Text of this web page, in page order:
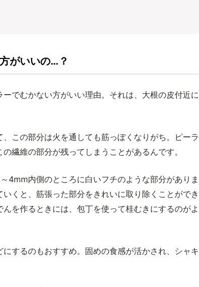
がいいの…？
でむかない方がいい理由。それは、大根の皮付近に
この部分は火を通しても筋っぽくなりがち。ピーラ
繊維の部分が残ってしまうことがあるんです。
4mm内側のところに白いフチのような部分がありま
くと、筋張った部分をきれいに取り除くことができ
を作るときには、包丁を使って桂むきにするのがよ
するのもおすすめ。固めの食感が活かされ、シャキ